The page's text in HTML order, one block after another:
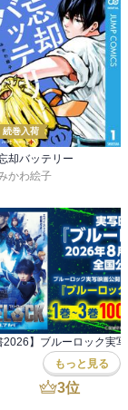
続巻入荷
却バッテリー
かわ絵子
もっと見る
3位